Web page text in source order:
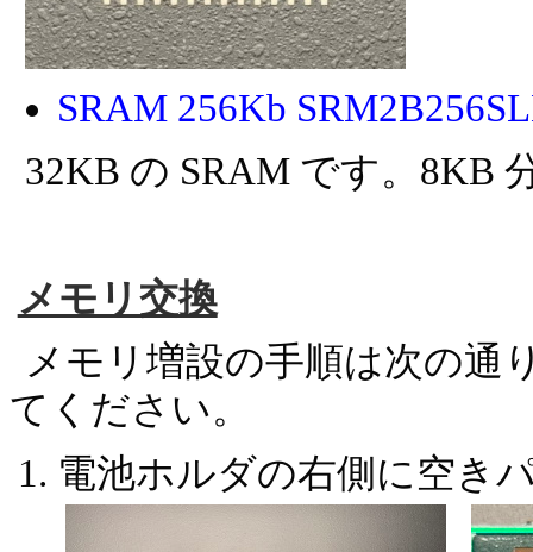
SRAM 256Kb
32KB の SRAM です。8KB
メモリ交換
メモリ増設の手順は次の通
てください。
電池ホルダの右側に空き